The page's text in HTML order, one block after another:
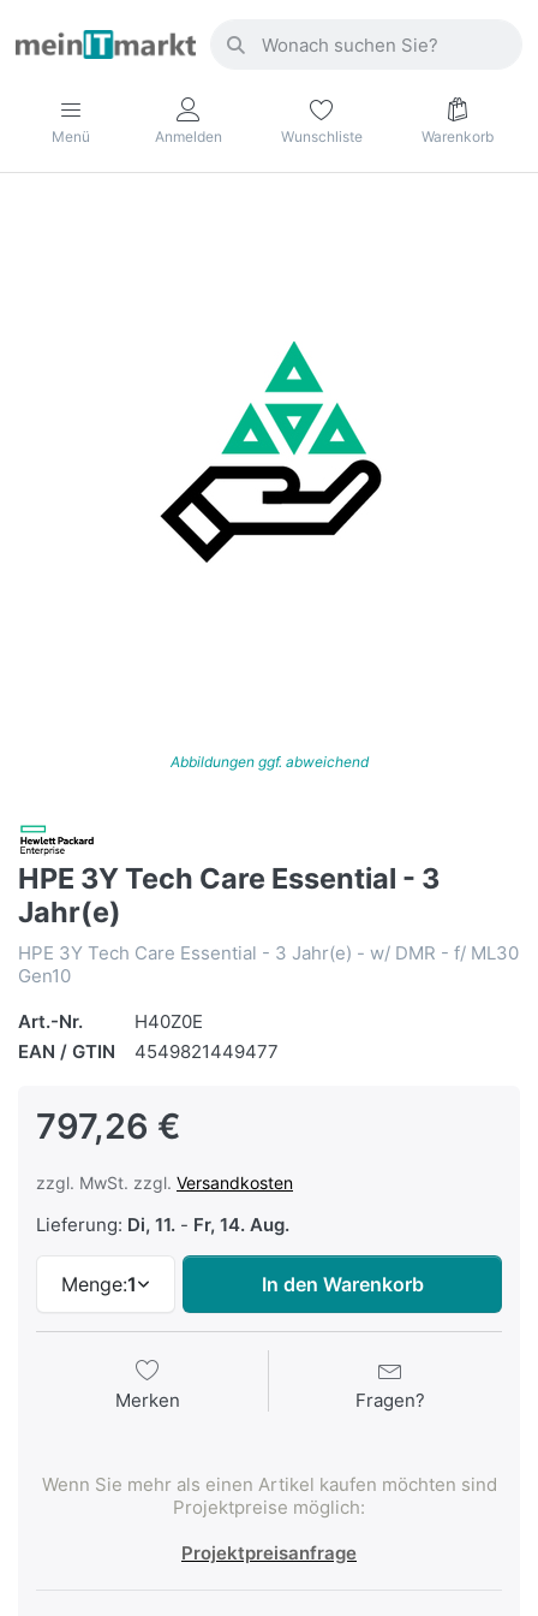
Menü Anmelden Wunschliste Warenkorb
Abbildungen ggf. abweichend
HPE 3Y Tech Care Essential - 3
Jahr(e)
HPE 3Y Tech Care Essential - 3 Jahr(e) - w/ DMR - f/ ML30
Gen10
Art.-Nr.
H40Z0E
EAN / GTIN
4549821449477
797,26 €
zzgl. MwSt. zzgl. Versandkosten
Lieferung: Di, 11. - Fr, 14. Aug.
Menge:1 In den Warenkorb
Merken Fragen?
Wenn Sie mehr als einen Artikel kaufen möchten sind
Projektpreise möglich:
Projektpreisanfrage